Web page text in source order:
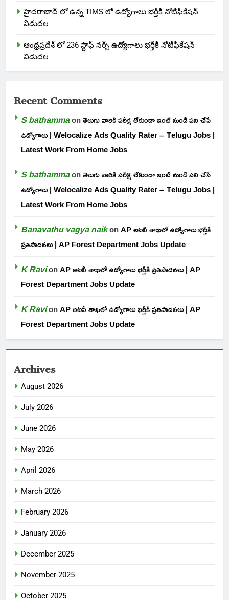
హైదరాబాద్ లో ఉన్న TIMS లో ఉద్యోగాలు భర్తీకి నోటిఫికేషన్
విడుదల
ఆంధ్రప్రదేశ్ లో 236 స్టాఫ్ నర్స్ ఉద్యోగాలు భర్తీకి నోటిఫికేషన్
విడుదల
Recent Comments
S bathammaonతెలుగు వారికి పరీక్ష లేకుండా ఇంటి నుండి పని చేసే
ఉద్యోగాలు | Welocalize Ads Quality Rater – Telugu Jobs |
Latest Work From Home Jobs
S bathammaonతెలుగు వారికి పరీక్ష లేకుండా ఇంటి నుండి పని చేసే
ఉద్యోగాలు | Welocalize Ads Quality Rater – Telugu Jobs |
Latest Work From Home Jobs
Banavathu vagya naikonAP అటవీ శాఖలో ఉద్యోగాలు భర్తీకి
ప్రతిపాదనలు | AP Forest Department Jobs Update
K RavionAP అటవీ శాఖలో ఉద్యోగాలు భర్తీకి ప్రతిపాదనలు | AP
Forest Department Jobs Update
K RavionAP అటవీ శాఖలో ఉద్యోగాలు భర్తీకి ప్రతిపాదనలు | AP
Forest Department Jobs Update
Archives
August 2026
July 2026
June 2026
May 2026
April 2026
March 2026
February 2026
January 2026
December 2025
November 2025
October 2025